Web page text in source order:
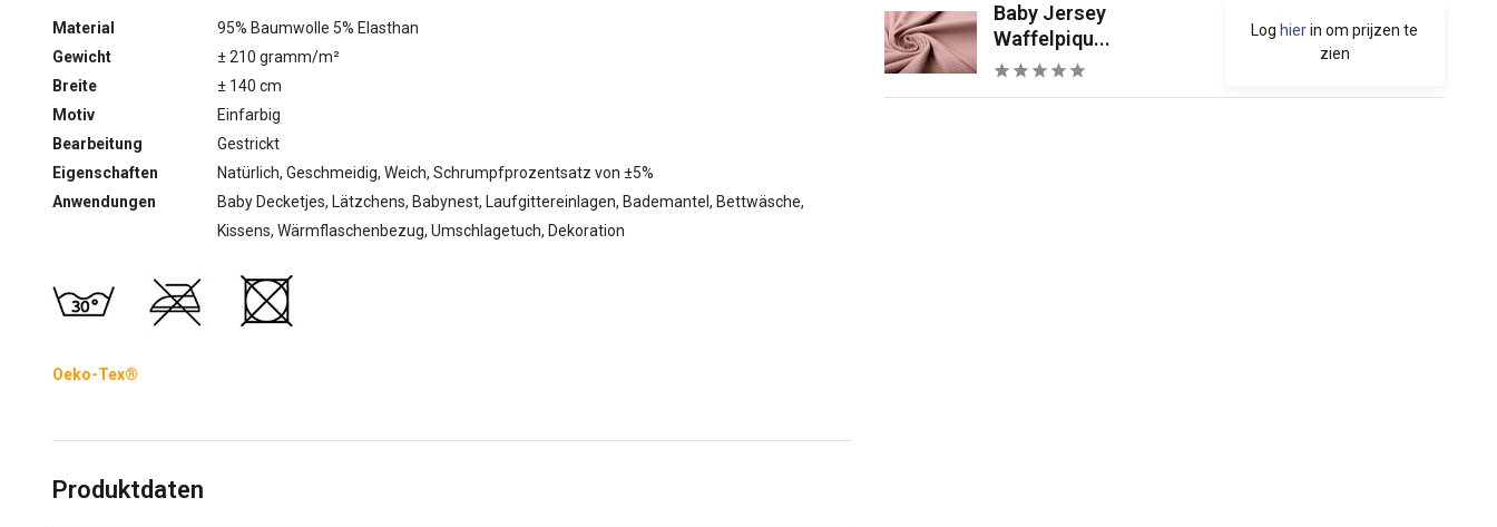
Material
95% Baumwolle 5% Elasthan
Gewicht
± 210 gramm/m²
Breite
± 140 cm
Motiv
Einfarbig
Bearbeitung
Gestrickt
Eigenschaften
Natürlich, Geschmeidig, Weich, Schrumpfprozentsatz von ±5%
Anwendungen
Baby Decketjes, Lätzchens, Babynest, Laufgittereinlagen, Bademantel, Bettwäsche,
Kissens, Wärmflaschenbezug, Umschlagetuch, Dekoration
Oeko-Tex®
Produktdaten
Baby Jersey
Waffelpiqu...
Log hierin om prijzen te
zien